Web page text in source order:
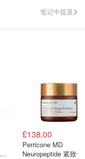
笔记中提及
£138.00
Perricone MD
Neuropeptide 紧致保